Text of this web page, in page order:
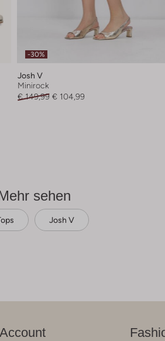
-30%
Josh V
Minirock
€ 149,99 € 104,99
sehen
Josh V
Account